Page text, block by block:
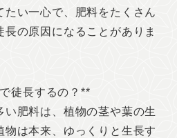
い一心で、肥料をたくさん
の原因になることがありま
徒長するの？**
い肥料は、植物の茎や葉の生
は本来、ゆっくりと生長す